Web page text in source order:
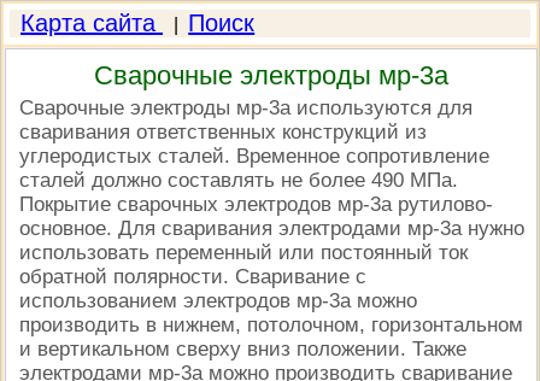
Карта сайта Поиск
Сварочные электроды мр-3а
Сварочные электроды мр-3а используются для
сваривания ответственных конструкций из
углеродистых сталей. Временное сопротивление
сталей должно составлять не более 490 МПа.
Покрытие сварочных электродов мр-3а рутилово-
основное. Для сваривания электродами мр-3а нужно
использовать переменный или постоянный ток
обратной полярности. Сваривание с
использованием электродов мр-3а можно
производить в нижнем, потолочном, горизонтальном
и вертикальном сверху вниз положении. Также
электродами мр-3а можно производить сваривание